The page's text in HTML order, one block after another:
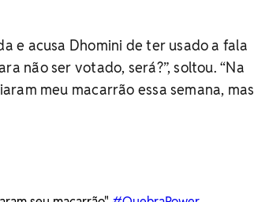
e acusa Dhomini de ter usado a fala
não ser votado, será?”, soltou. “Na
meu macarrão essa semana, mas